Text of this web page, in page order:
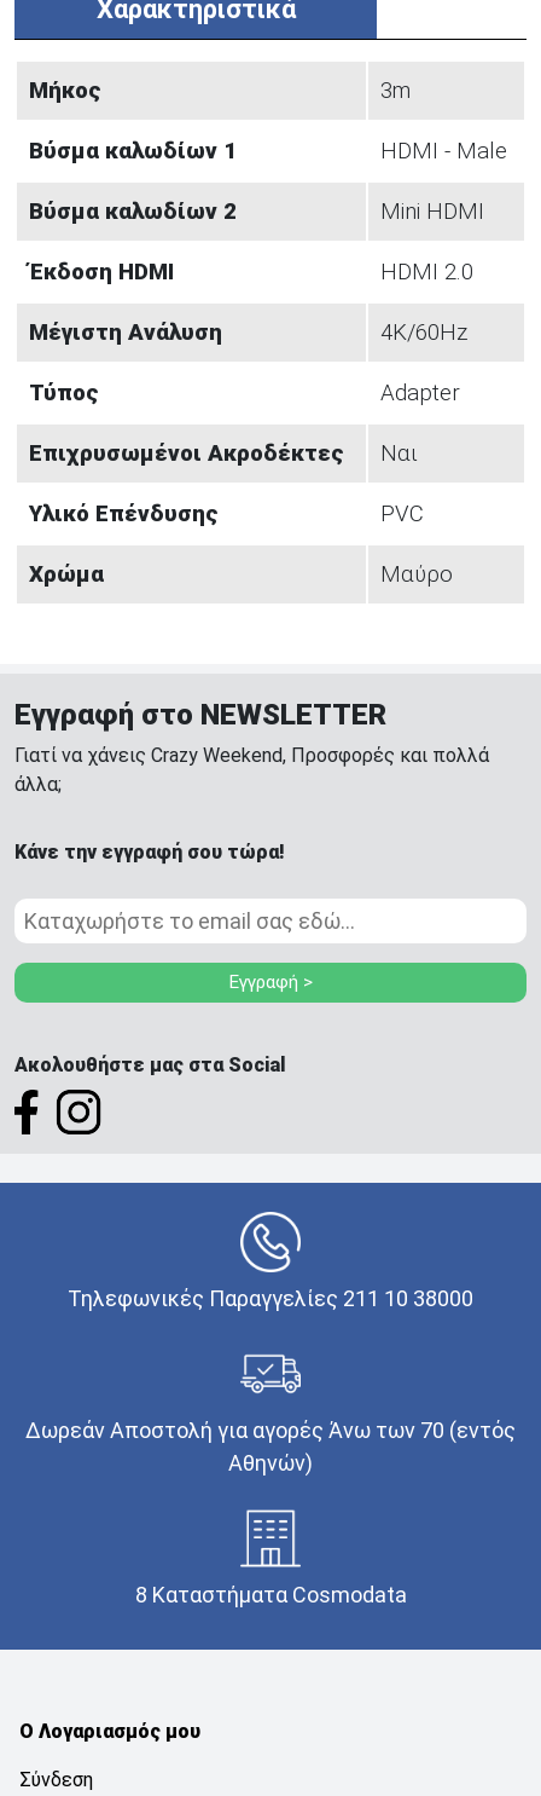
Χαρακτηριστικά
Μήκος 3m
Βύσμα καλωδίων 1 HDMI - Male
Βύσμα καλωδίων 2 Mini HDMI
Έκδοση HDMI HDMI 2.0
Μέγιστη Ανάλυση 4K/60Hz
Τύπος Adapter
Επιχρυσωμένοι Ακροδέκτες Ναι
Υλικό Επένδυσης PVC
Χρώμα Μαύρο
Εγγραφή στο NEWSLETTER
Γιατί να χάνεις Crazy Weekend, Προσφορές και πολλά
άλλα;
Κάνε την εγγραφή σου τώρα!
Εγγραφή >
Ακολουθήστε μας στα Social
Τηλεφωνικές Παραγγελίες 211 10 38000
Δωρεάν Αποστολή για αγορές Άνω των 70 (εντός
Αθηνών)
8 Καταστήματα Cosmodata
Ο Λογαριασμός μου
Σύνδεση